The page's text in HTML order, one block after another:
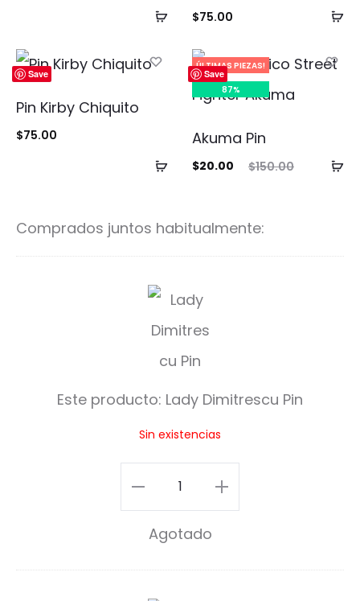
Añadir
carrito
$75.00
Save
Añadir
Pin Kirby Chiquito
$75.00
Save
ÚLTIMAS PIEZAS!
87%
Akuma Pin
$150.00
El
era:
$150.00.
$20.00
es:
$20.00.
Comprados juntos habitualmente:
L
a
d
i
i
t
r
Este producto: Lady Dimitrescu Pin
Sin existencias
Lady
Dimitrescu
cantidad
Agotado